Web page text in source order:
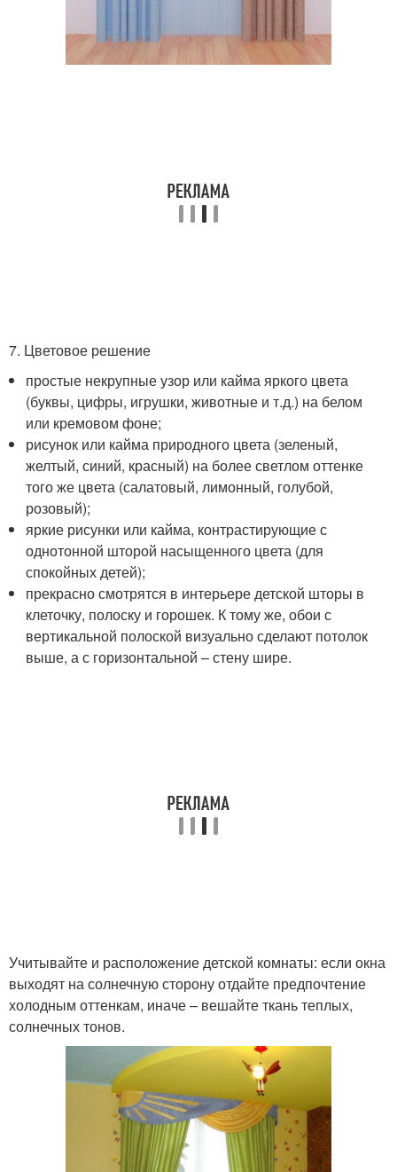
7. Цветовое решение
простые некрупные узор или кайма яркого цвета
(буквы, цифры, игрушки, животные и т.д.) на белом
или кремовом фоне;
рисунок или кайма природного цвета (зеленый,
желтый, синий, красный) на более светлом оттенке
того же цвета (салатовый, лимонный, голубой,
розовый);
яркие рисунки или кайма, контрастирующие с
однотонной шторой насыщенного цвета (для
спокойных детей);
прекрасно смотрятся в интерьере детской шторы в
клеточку, полоску и горошек. К тому же, обои с
вертикальной полоской визуально сделают потолок
выше, а с горизонтальной – стену шире.
Учитывайте и расположение детской комнаты: если окна
выходят на солнечную сторону отдайте предпочтение
холодным оттенкам, иначе – вешайте ткань теплых,
солнечных тонов.